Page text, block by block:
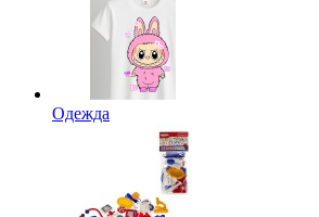
Одежда